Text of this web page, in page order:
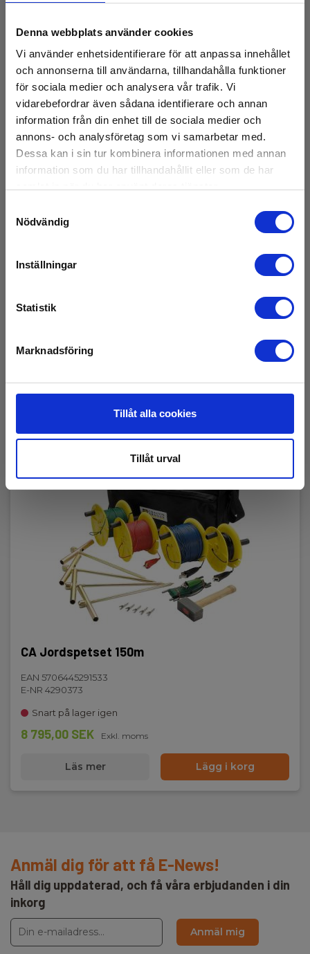
Denna webbplats använder cookies
Vi använder enhetsidentifierare för att anpassa innehållet
och annonserna till användarna, tillhandahålla funktioner
för sociala medier och analysera vår trafik. Vi
vidarebefordrar även sådana identifierare och annan
information från din enhet till de sociala medier och
annons- och analysföretag som vi samarbetar med.
Dessa kan i sin tur kombinera informationen med annan
information som du har tillhandahållit eller som de har
Nödvändig
Inställningar
Statistik
Marknadsföring
Tillåt alla cookies
Tillåt urval
E-NR 4290372
7 445,00 SEK
CA Jordspetset 150m
EAN 5706445291533
E-NR 4290373
Snart på lager igen
8 795,00 SEK Exkl. moms
Läs mer Lägg i korg
Anmäl dig för att få E-News!
Håll dig uppdaterad, och få våra erbjudanden i din
inkorg
Anmäl mig